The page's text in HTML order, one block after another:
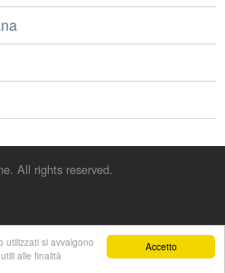
Accetto
utilizzati si avvalgono
alle finalità
All rights reserved.